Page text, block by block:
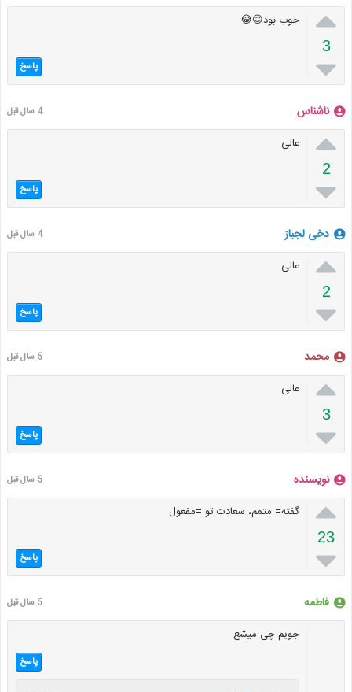

3

خوب بود😊😂
پاسخ
ناشناس 4 سال قبل

2

عالی
پاسخ
دخی لجباز 4 سال قبل

2

عالی
پاسخ
محمد 5 سال قبل

3

عالی
پاسخ
نویسنده 5 سال قبل

23

گفته= متمم، سعادت تو =مفعول
پاسخ
فاطمه 5 سال قبل
جویم چی میشع
پاسخ